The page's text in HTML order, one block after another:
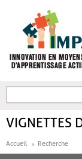
FORMULAIRE DE
VIGNETTES
Accueil Recherche